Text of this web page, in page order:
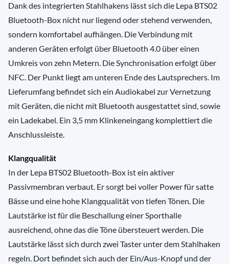
Dank des integrierten Stahlhakens lässt sich die Lepa BTS02
Bluetooth-Box nicht nur liegend oder stehend verwenden,
sondern komfortabel aufhängen. Die Verbindung mit
anderen Geräten erfolgt über Bluetooth 4.0 über einen
Umkreis von zehn Metern. Die Synchronisation erfolgt über
NFC. Der Punkt liegt am unteren Ende des Lautsprechers. Im
Lieferumfang befindet sich ein Audiokabel zur Vernetzung
mit Geräten, die nicht mit Bluetooth ausgestattet sind, sowie
ein Ladekabel. Ein 3,5 mm Klinkeneingang komplettiert die
Anschlussleiste.
Klangqualität
In der Lepa BTS02 Bluetooth-Box ist ein aktiver
Passivmembran verbaut. Er sorgt bei voller Power für satte
Bässe und eine hohe Klangqualität von tiefen Tönen. Die
Lautstärke ist für die Beschallung einer Sporthalle
ausreichend, ohne das die Töne übersteuert werden. Die
Lautstärke lässt sich durch zwei Taster unter dem Stahlhaken
regeln. Dort befindet sich auch der Ein/Aus-Knopf und der